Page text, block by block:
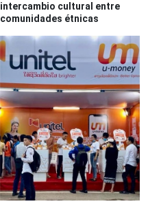
intercambio cultural entre
comunidades étnicas